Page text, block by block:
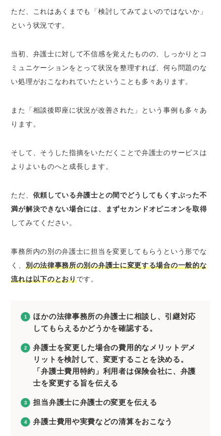
ただ、これはあくまでも「検討してみてよいのではないか」
という状況です。
当初、弁護士に対して不信感を覚えたものの、しっかりとコ
ミュニケーションをとって状況を整理すれば、何ら問題のな
い処理がおこなわれていたということも多々あります。
また「相談後即座に状況が改善された」という事例も多々あ
ります。
そして、そうした指摘をいただくことで弁護士のサービスは
よりよいものへと成長します。
ただ、 依頼している弁護士との間でどうしてもくすぶった不
満が解決できない場合には、まずセカンドオピニオンを取得
してみてください。
事務所内の別の弁護士に担当を変更してもらうという形でな
く、 別の法律事務所の別の弁護士に変更する場合の一般的な
流れは以下のとおりです。
ほかの法律事務所の弁護士に相談し、引継対応
してもらえるかどうかを確認する。
弁護士を変更した場合の費用的なメリットデメ
リットを検討して、変更することを決める。
「弁護士費用特約」利用者は保険会社に、弁護
士を変更する旨を伝える
担当弁護士に弁護士の変更を伝える
弁護士費用や実費などの清算をおこなう